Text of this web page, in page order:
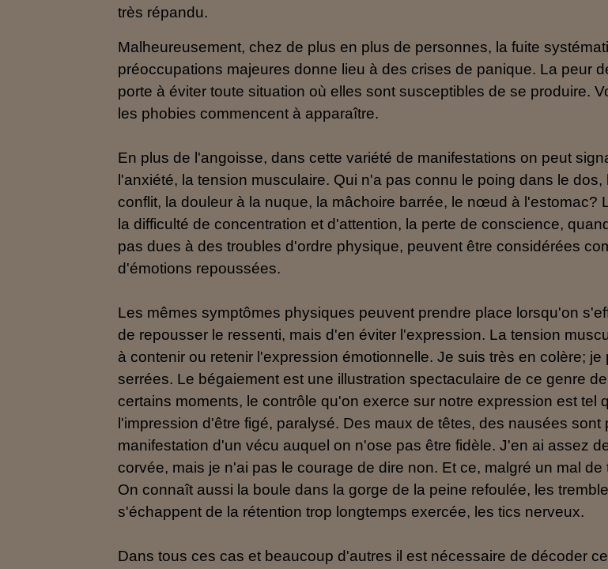
très répandu.
Malheureusement, chez de plus en plus de personnes, la fuite
préoccupations majeures donne lieu à des crises de panique. La peur
porte à éviter toute situation où elles sont susceptibles de se produire.
les phobies commencent à apparaître.
En plus de l'angoisse, dans cette variété de manifestations on peut
l'anxiété, la tension musculaire. Qui n'a pas connu le poing dans le dos,
conflit, la douleur à la nuque, la mâchoire barrée, le nœud à l'estomac?
la difficulté de concentration et d'attention, la perte de conscience,
pas dues à des troubles d'ordre physique, peuvent être considérées
d'émotions repoussées.
Les mêmes symptômes physiques peuvent prendre place lorsqu'on
de repousser le ressenti, mais d'en éviter l'expression. La tension
à contenir ou retenir l'expression émotionnelle. Je suis très en colère; je
serrées. Le bégaiement est une illustration spectaculaire de ce genre
certains moments, le contrôle qu'on exerce sur notre expression est tel
l'impression d'être figé, paralysé. Des maux de têtes, des nausées sont
manifestation d'un vécu auquel on n'ose pas être fidèle. J'en ai assez
corvée, mais je n'ai pas le courage de dire non. Et ce, malgré un mal de
On connaît aussi la boule dans la gorge de la peine refoulée, les
s'échappent de la rétention trop longtemps exercée, les tics nerveux.
Dans tous ces cas et beaucoup d'autres il est nécessaire de décoder